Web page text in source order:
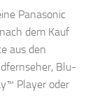
Panasonic
dem Kauf
aus den
Blu-
Player oder